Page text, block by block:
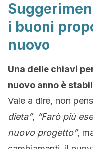
i buoni
nuovo
Una delle chiavi
nuovo anno è
Vale a dire, non
dieta”, “Farò più
nuovo progetto”,